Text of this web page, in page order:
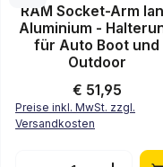
Durchschnittliche
RAM Socket-Arm
Aluminium -
für Auto Boot und
Outdoor
Regulärer Preis:
€ 51,95
Preise inkl. MwSt. zzgl.
Versandkosten
Produkt Anzahl: